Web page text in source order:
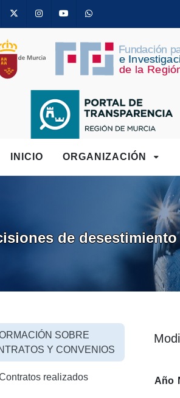
Linkedin Twitter InstagramYoutube
INICIO ORGANIZACIÓN
de
Año
SOBRE
Y CONVENIOS
realizados